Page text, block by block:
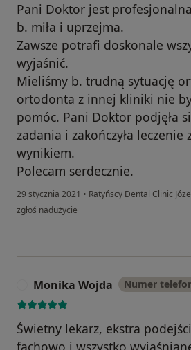
Pani Doktor jest
b. miła i uprzejma.
Zawsze potrafi doskonale
wyjaśnić.
Mieliśmy b. trudną sytuację
ortodonta z innej kliniki nie
pomóc. Pani Doktor podjęła
zadania i zakończyła leczenie
wynikiem.
Polecam serdecznie.
29 stycznia 2021 • Ratyńscy Dental Clinic
w opinii użytkownika DJ
zgłoś nadużycie
Monika Wojda Numer
Świetny lekarz, ekstra
fachowo i wszystko